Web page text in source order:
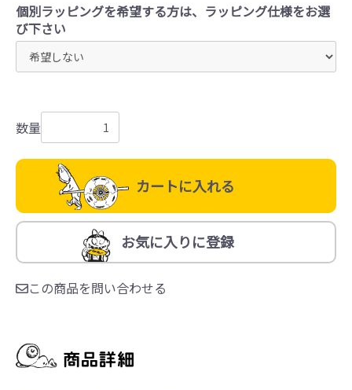
個別ラッピングを希望する方は、ラッピング仕様をお選
び下さい
数量
カートに入れる
お気に入りに登録
この商品を問い合わせる